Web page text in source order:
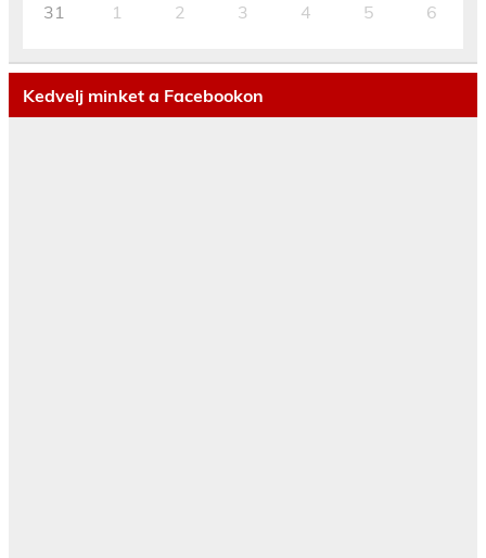
31 1 2 3 4 5 6
Kedvelj minket a Facebookon